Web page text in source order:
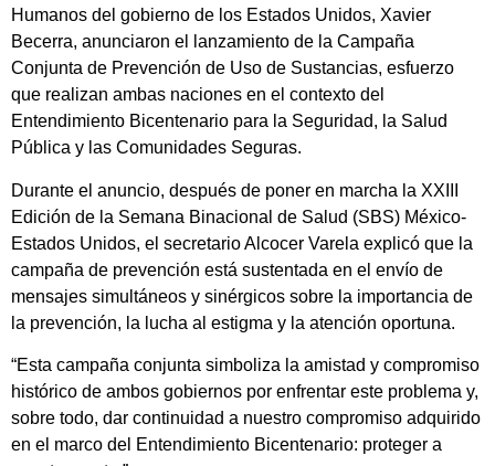
Humanos del gobierno de los Estados Unidos, Xavier
Becerra, anunciaron el lanzamiento de la Campaña
Conjunta de Prevención de Uso de Sustancias, esfuerzo
que realizan ambas naciones en el contexto del
Entendimiento Bicentenario para la Seguridad, la Salud
Pública y las Comunidades Seguras.
Durante el anuncio, después de poner en marcha la XXIII
Edición de la Semana Binacional de Salud (SBS) México-
Estados Unidos, el secretario Alcocer Varela explicó que la
campaña de prevención está sustentada en el envío de
mensajes simultáneos y sinérgicos sobre la importancia de
la prevención, la lucha al estigma y la atención oportuna.
“Esta campaña conjunta simboliza la amistad y compromiso
histórico de ambos gobiernos por enfrentar este problema y,
sobre todo, dar continuidad a nuestro compromiso adquirido
en el marco del Entendimiento Bicentenario: proteger a